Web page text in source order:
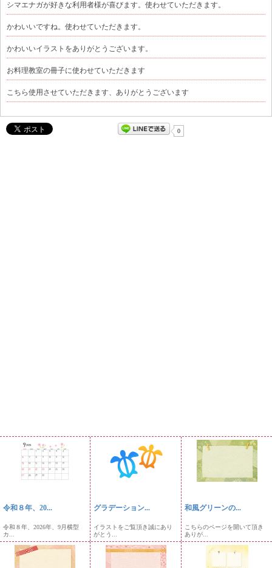
シマエナガが好きな利用者様が喜びます。使わせていただきます。
かわいいですね。使わせていただきます。
かわいいイラストをありがとうございます。
お料理教室の冊子に使わせていただきます
こちら使用させていただきます、ありがとうございます
0
令和８年、20...
令和８年、2026年、9月横型
カ...
グラデーション...
イラストをご覧頂き誠にあり
がとう...
和風グリーンの...
こちらのページを開いて頂き
ありが...